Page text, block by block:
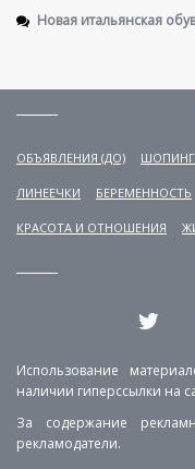
Новая итальянская
ОБЪЯВЛЕНИЯ (ДО) ШОПИНГ
ЛИНЕЕЧКИ БЕРЕМЕННОСТЬ
КРАСОТА И ОТНОШЕНИЯ
Использование
наличии гиперссылки на
За содержание
рекламодатели.